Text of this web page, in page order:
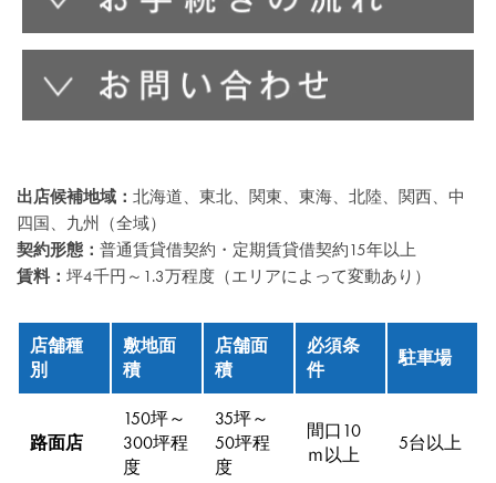
出店候補地域： 北海道、東北、関東、東海、北陸、関西、中
四国、九州（全域）
契約形態： 普通賃貸借契約・定期賃貸借契約15年以上
賃料： 坪4千円～1.3万程度（エリアによって変動あり）
店舗種
別
敷地面
積
店舗面
積
必須条
件
駐車場
路面店
150坪～
300坪程
度
35坪～
50坪程
度
間口10
ｍ以上
5台以上